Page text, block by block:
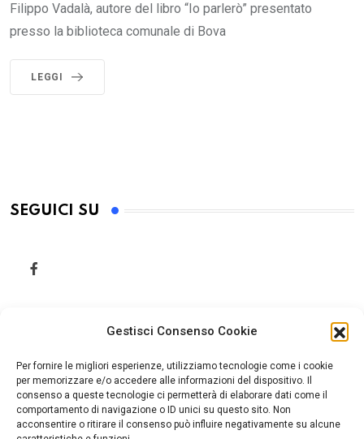
Gestisci Consenso Cookie
Per fornire le migliori esperienze, utilizziamo tecnologie come i cookie
per memorizzare e/o accedere alle informazioni del dispositivo. Il
consenso a queste tecnologie ci permetterà di elaborare dati come il
comportamento di navigazione o ID unici su questo sito. Non
acconsentire o ritirare il consenso può influire negativamente su alcune
Filippo Vadalà, autore del libro “Io parlerò” presentato
presso la biblioteca comunale di Bova
LEGGI
SEGUICI SU